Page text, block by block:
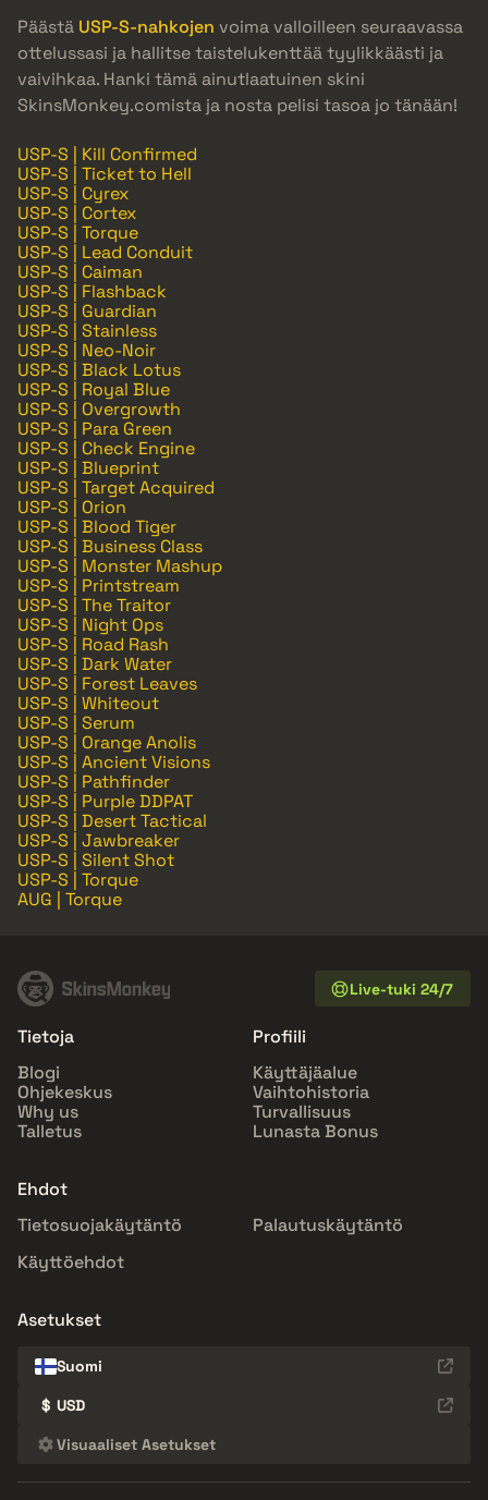
Päästä USP-S-nahkojen voima valloilleen seuraavassa
ottelussasi ja hallitse taistelukenttää tyylikkäästi ja
vaivihkaa. Hanki tämä ainutlaatuinen skini
SkinsMonkey.comista ja nosta pelisi tasoa jo tänään!
USP-S | Kill Confirmed
USP-S | Ticket to Hell
USP-S | Cyrex
USP-S | Cortex
USP-S | Torque
USP-S | Lead Conduit
USP-S | Caiman
USP-S | Flashback
USP-S | Guardian
USP-S | Stainless
USP-S | Neo-Noir
USP-S | Black Lotus
USP-S | Royal Blue
USP-S | Overgrowth
USP-S | Para Green
USP-S | Check Engine
USP-S | Blueprint
USP-S | Target Acquired
USP-S | Orion
USP-S | Blood Tiger
USP-S | Business Class
USP-S | Monster Mashup
USP-S | Printstream
USP-S | The Traitor
USP-S | Night Ops
USP-S | Road Rash
USP-S | Dark Water
USP-S | Forest Leaves
USP-S | Whiteout
USP-S | Serum
USP-S | Orange Anolis
USP-S | Ancient Visions
USP-S | Pathfinder
USP-S | Purple DDPAT
USP-S | Desert Tactical
USP-S | Jawbreaker
USP-S | Silent Shot
USP-S | Torque
AUG | Torque
Live-tuki 24/7
Tietoja
Blogi
Ohjekeskus
Why us
Talletus
Profiili
Käyttäjäalue
Vaihtohistoria
Turvallisuus
Lunasta Bonus
Ehdot
Tietosuojakäytäntö
Palautuskäytäntö
Käyttöehdot
Asetukset
Suomi
$ USD
Visuaaliset Asetukset